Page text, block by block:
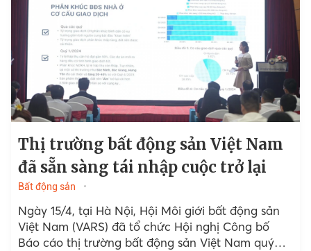
Thị trường bất động sản Việt Nam
đã sẵn sàng tái nhập cuộc trở lại
Bất động sản
Ngày 15/4, tại Hà Nội, Hội Môi giới bất động sản
Việt Nam (VARS) đã tổ chức Hội nghị Công bố
Báo cáo thị trường bất động sản Việt Nam quý